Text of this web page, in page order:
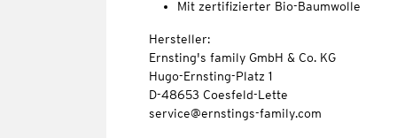
Mit zertifizierter Bio-Baumwolle
Hersteller:
Ernsting's family GmbH & Co. KG
Hugo-Ernsting-Platz 1
D-48653 Coesfeld-Lette
service@ernstings-family.com